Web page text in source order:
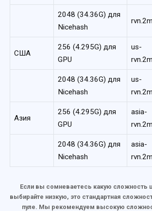
2048 (34.36G) для
Nicehash
США
256 (4.295G) для
GPU
us-
2048 (34.36G) для
Nicehash
us-
Азия
256 (4.295G) для
GPU
asia-
2048 (34.36G) для
Nicehash
asia-
Если вы сомневаетесь какую сложность
выбирайте низкую, это стандартная
пуле. Мы рекомендуем высокую